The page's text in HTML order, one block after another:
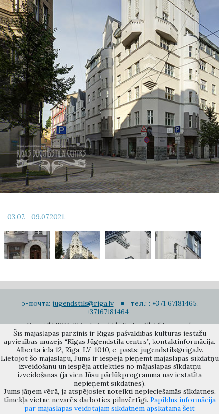
03.07.—09.07.2021.
э-почта: jugendstils@riga.lv
тел.: : +371 67181465,
+37167181464
Copyright 2022. Rigas Jugendstila Centrs. All right reserved.
Подписаться на новости
Музей объединения культурных учереждений Рижского
самоуправления «Рижский центр югендстиля», улица Альберта 12,
Рига, LV 1010, Латвия (дверной код: 12), jugendstils@riga.lv
Šīs mājaslapas pārzinis ir Rīgas pašvaldības kultūras iestāžu
apvienības muzejs “Rīgas Jūgendstila centrs”, kontaktinformācija:
Alberta iela 12, Rīga, LV-1010, e-pasts: jugendstils@riga.lv.
Lietojot šo mājaslapu, Jums ir iespēja pieņemt mājaslapas sīkdatņu
izveidošanu un iespēja attiekties no mājaslapas sīkdatņu
izveidošanas (ja vien Jūsu pārlūkprogramma nav iestatīta
nepieņemt sīkdatnes).
Jums jāņem vērā, ja atspējosiet noteikti nepieciešamās sīkdatnes,
tīmekļa vietne nevarēs darboties pilnvērtīgi. Papildus informācija
par mājaslapas veidotajām sīkdatnēm apskatāma šeit